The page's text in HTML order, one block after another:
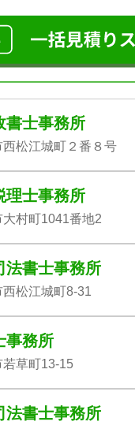
書士事務所
松江城町２番８号
理士事務所
村町1041番地2
法書士事務所
松江城町8-31
事務所
草町13-15
法書士事務所